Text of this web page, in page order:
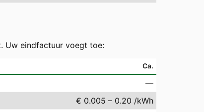
Uw eindfactuur voegt toe:
Ca.
—
€ 0.005 – 0.20 /kWh